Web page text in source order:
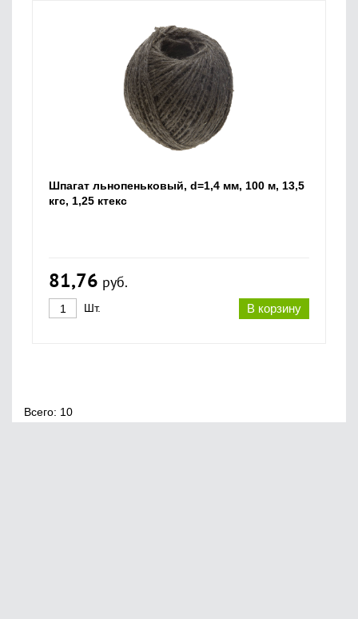
Шпагат льнопеньковый, d=1,4 мм, 100 м, 13,5
кгс, 1,25 ктекс
81,76 руб.
В корзину
Шт.
Всего: 10